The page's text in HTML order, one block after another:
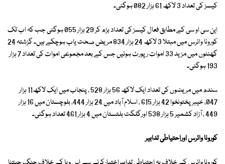
کیسز کی تعداد 3 لاکھ 61 ہزار 082 ہوگئی۔
این سی او سی کے مطابق فعال کیسز کی تعداد بڑھ کر 29 ہزار 055 ہوگئی جب کہ اب تک
کورونا وائرس میں مبتلا 3 لاکھ 24 ہزار 834 مریض صحت یاب ہوچکے ہیں۔ گزشتہ 24
گھنٹوں میں مزید 33 اموات رپورٹ ہوئیں جس کے بعد مجموعی اموات کی تعداد 7 ہزار
193 ہوگئی۔
سندھ میں مریضوں کی تعداد ایک لاکھ 56 ہزار 528 ، پنجاب میں ایک لاکھ11 ہزار
047، خیبرپختونخوا 42 ہزار 615 ، اسلام آباد میں 24 ہزار 444، بلوچستان میں 16 ہزار
449 ، آزاد کشمیر 5 ہزار 538 اورگلگت بلتستان میں 4 ہزار 461 تعداد ہوگئی۔
کورونا وائرس اوراحتیاطی تدابیر